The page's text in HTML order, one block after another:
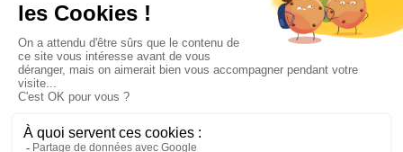
SFI est labellisée
Numérique Responsable